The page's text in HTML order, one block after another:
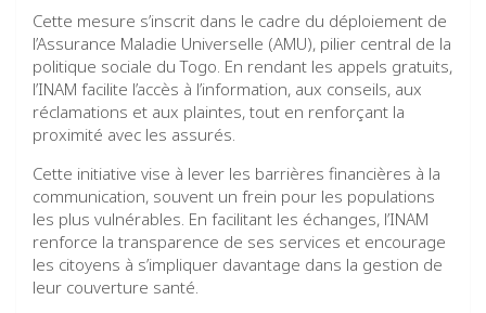
Cette mesure s’inscrit dans le cadre du déploiement de
l’Assurance Maladie Universelle (AMU), pilier central de la
politique sociale du Togo. En rendant les appels gratuits,
l’INAM facilite l’accès à l’information, aux conseils, aux
réclamations et aux plaintes, tout en renforçant la
proximité avec les assurés.
Cette initiative vise à lever les barrières financières à la
communication, souvent un frein pour les populations
les plus vulnérables. En facilitant les échanges, l’INAM
renforce la transparence de ses services et encourage
les citoyens à s’impliquer davantage dans la gestion de
leur couverture santé.